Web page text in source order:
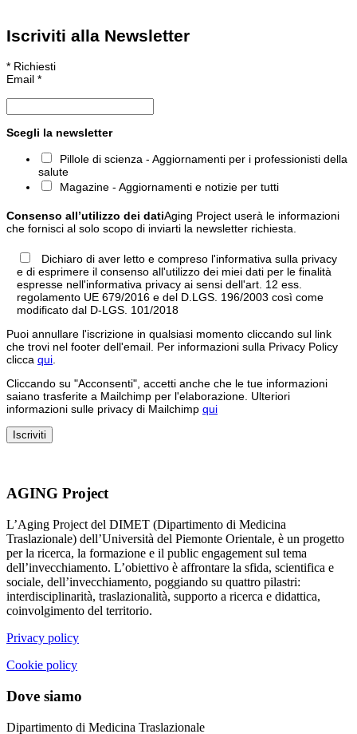
Iscriviti alla Newsletter
* Richiesti
Email *
Scegli la newsletter
Pillole di scienza - Aggiornamenti per i professionisti della
salute
Magazine - Aggiornamenti e notizie per tutti
Consenso all’utilizzo dei datiAging Project userà le informazioni
che fornisci al solo scopo di inviarti la newsletter richiesta.
Dichiaro di aver letto e compreso l'informativa sulla privacy
e di esprimere il consenso all'utilizzo dei miei dati per le finalità
espresse nell'informativa privacy ai sensi dell'art. 12 ess.
regolamento UE 679/2016 e del D.LGS. 196/2003 così come
modificato dal D-LGS. 101/2018
Puoi annullare l'iscrizione in qualsiasi momento cliccando sul link
che trovi nel footer dell'email. Per informazioni sulla Privacy Policy
clicca qui
Cliccando su "Acconsenti", accetti anche che le tue informazioni
saiano trasferite a Mailchimp per l'elaborazione. Ulteriori
informazioni sulle privacy di Mailchimp qui
AGING Project
L’Aging Project del DIMET (Dipartimento di Medicina
Traslazionale) dell’Università del Piemonte Orientale, è un progetto
per la ricerca, la formazione e il public engagement sul tema
dell’invecchiamento. L’obiettivo è affrontare la sfida, scientifica e
sociale, dell’invecchiamento, poggiando su quattro pilastri:
interdisciplinarità, traslazionalità, supporto a ricerca e didattica,
coinvolgimento del territorio.
Privacy policy
Cookie policy
Dove siamo
Dipartimento di Medicina Traslazionale